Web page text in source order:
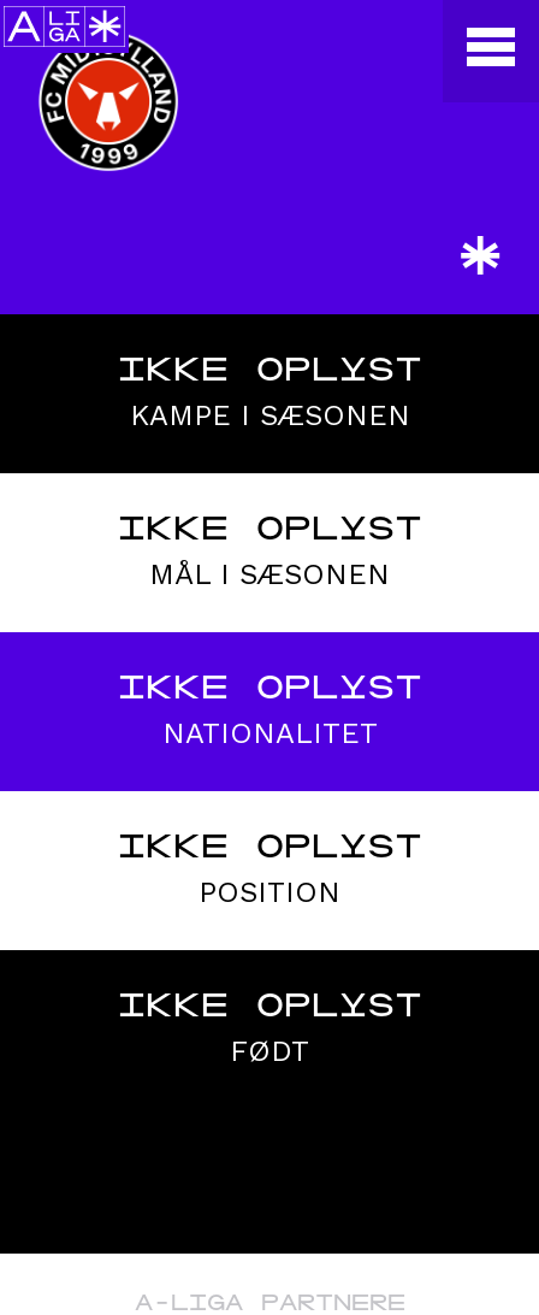
*
IKKE OPLYST
KAMPE I SÆSONEN
IKKE OPLYST
MÅL I SÆSONEN
IKKE OPLYST
NATIONALITET
IKKE OPLYST
POSITION
IKKE OPLYST
FØDT
A-LIGA PARTNERE